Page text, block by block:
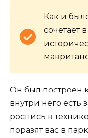
Как и
сочетает
Он был построен
внутри него
роспись в
поразят вас в